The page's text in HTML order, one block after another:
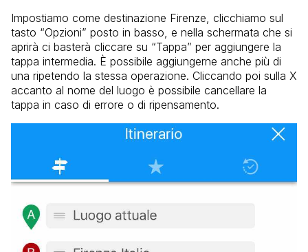
Impostiamo come destinazione Firenze, clicchiamo sul
tasto “Opzioni” posto in basso, e nella schermata che si
aprirà ci basterà cliccare su “Tappa” per aggiungere la
tappa intermedia. È possibile aggiungerne anche più di
una ripetendo la stessa operazione. Cliccando poi sulla X
accanto al nome del luogo è possibile cancellare la
tappa in caso di errore o di ripensamento.